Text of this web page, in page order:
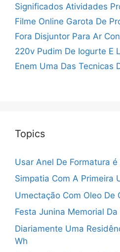
Significados Atividades
Filme Online Garota De
Fora Disjuntor Para Ar
220v Pudim De Iogurte E
Enem Uma Das Tecnicas
Topics
Usar Anel De Formatura é
Simpatia Com A Primeira
Umectação Com Oleo De
Festa Junina Memorial
Diariamente Uma
Wh